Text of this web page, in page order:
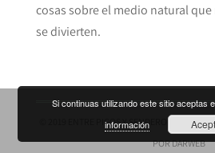
cosas sobre el medio natural
se divierten.
© 2019 ENTRE PICOS Y SENDEROS ES UN
PORDARWEB
Si continuas utilizando este sitio aceptas
información